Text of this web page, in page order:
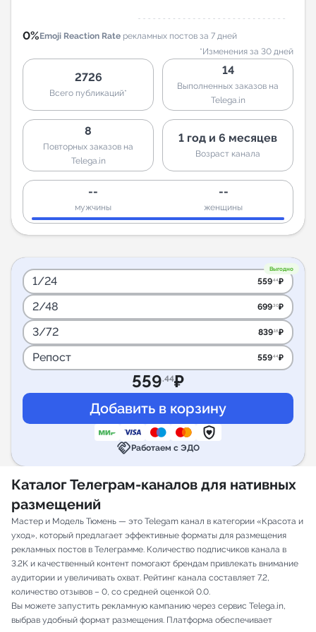
0%Emoji Reaction Rate рекламных постов за 7 дней
*Изменения за 30 дней
2726
Всего публикаций*
14
Выполненных заказов на
Telega.in
8
Повторных заказов на
Telega.in
1 год и 6 месяцев
Возраст канала
--
мужчины
--
женщины
Выгодно
1/24 559.44₽
2/48 699.30₽
3/72 839.16₽
Репост 559.44₽
559.44₽
handshakeРаботаем с ЭДО
Каталог Телеграм-каналов для нативных
размещений
Мастер и Модель Тюмень — это Telegam канал в категории «Красота и
уход», который предлагает эффективные форматы для размещения
рекламных постов в Телеграмме. Количество подписчиков канала в
3.2K и качественный контент помогают брендам привлекать внимание
аудитории и увеличивать охват. Рейтинг канала составляет 7.2,
количество отзывов – 0, со средней оценкой 0.0.
Вы можете запустить рекламную кампанию через сервис Telega.in,
выбрав удобный формат размещения. Платформа обеспечивает